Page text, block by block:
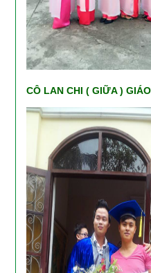
CÔ LAN CHI ( GIỮA )